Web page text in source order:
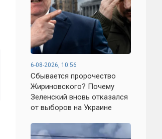
6-08-2026, 10:56
Сбывается пророчество
Жириновского? Почему
Зеленский вновь отказался
от выборов на Украине